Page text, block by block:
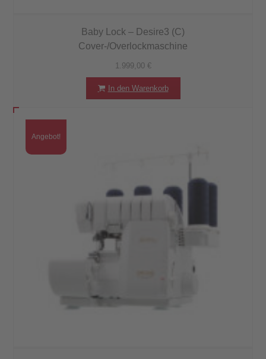
Baby Lock – Desire3 (C)
Cover-/Overlockmaschine
1.999,00 €
In den Warenkorb
Angebot!